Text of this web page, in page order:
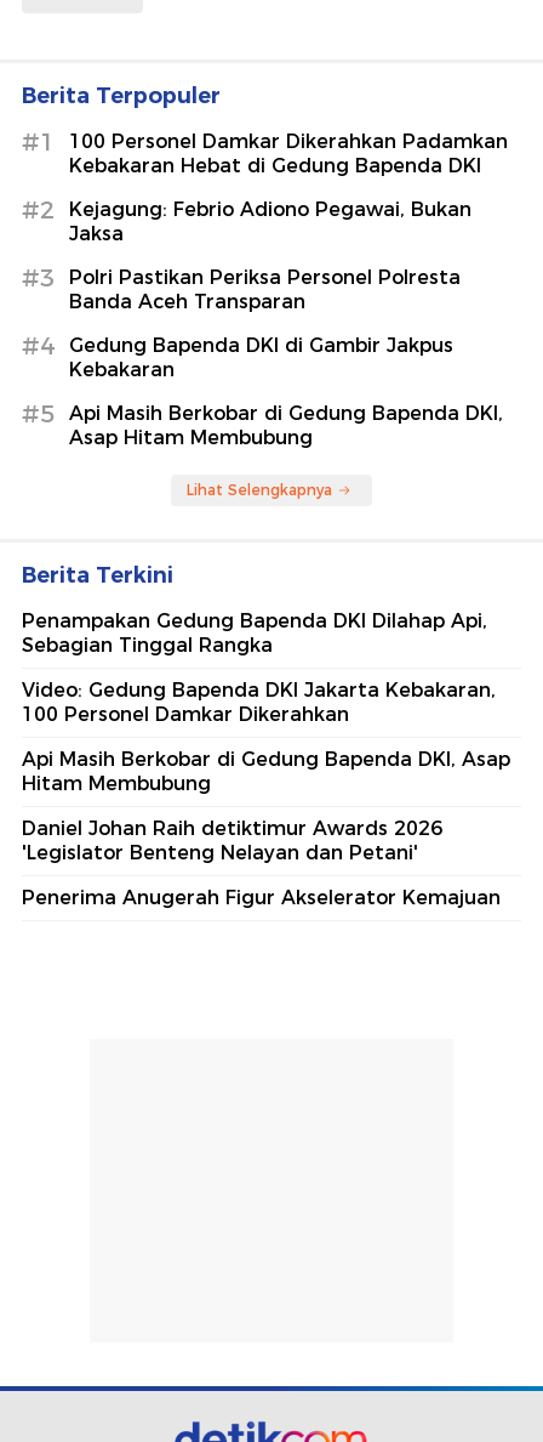
Berita Terpopuler
#1
100 Personel Damkar Dikerahkan Padamkan
Kebakaran Hebat di Gedung Bapenda DKI
#2
Kejagung: Febrio Adiono Pegawai, Bukan
Jaksa
#3
Polri Pastikan Periksa Personel Polresta
Banda Aceh Transparan
#4
Gedung Bapenda DKI di Gambir Jakpus
Kebakaran
#5
Api Masih Berkobar di Gedung Bapenda DKI,
Asap Hitam Membubung
Lihat Selengkapnya
Berita Terkini
Penampakan Gedung Bapenda DKI Dilahap Api,
Sebagian Tinggal Rangka
Video: Gedung Bapenda DKI Jakarta Kebakaran,
100 Personel Damkar Dikerahkan
Api Masih Berkobar di Gedung Bapenda DKI, Asap
Hitam Membubung
Daniel Johan Raih detiktimur Awards 2026
'Legislator Benteng Nelayan dan Petani'
Penerima Anugerah Figur Akselerator Kemajuan